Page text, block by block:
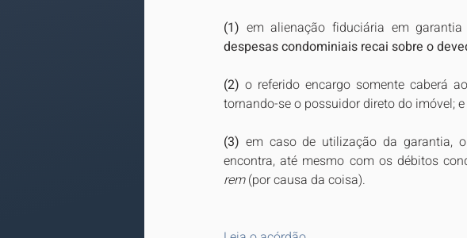
(1) em alienação fiduciária em
despesas condominiais recai sobre o
(2) o referido encargo somente caberá
tornando-se o possuidor direto do imóvel; e
(3) em caso de utilização da garantia,
encontra, até mesmo com os débitos
rem (por causa da coisa).